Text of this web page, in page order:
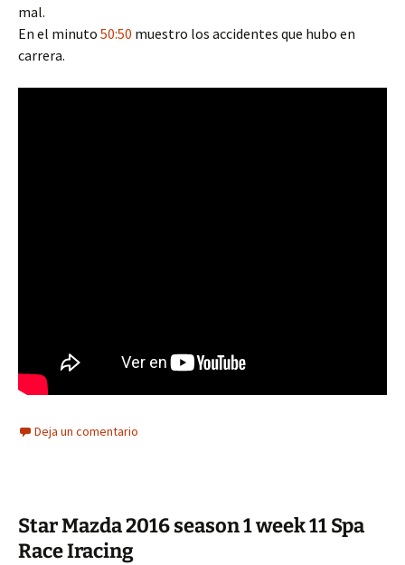
mal.
En el minuto 50:50 muestro los accidentes que hubo en
carrera.
Deja un comentario
Star Mazda 2016 season 1 week 11 Spa
Race Iracing